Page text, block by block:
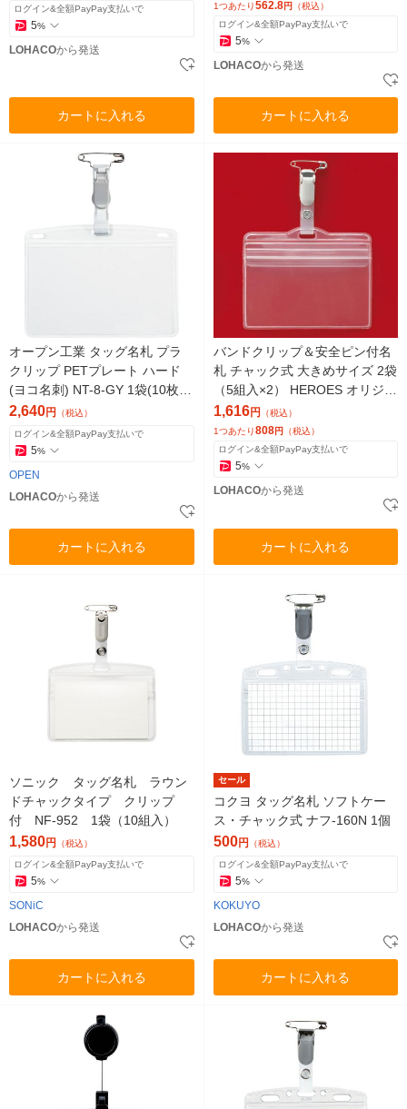
ログイン&全額PayPay支払いで
5%
LOHACOから発送
カートに入れる
1つあたり562.8円 （税込）
ログイン&全額PayPay支払いで
5%
LOHACOから発送
カートに入れる
オープン工業 タッグ名札 プラ
クリップ PETプレート ハード
(ヨコ名刺) NT-8-GY 1袋(10枚
入)
2,640円 （税込）
ログイン&全額PayPay支払いで
5%
OPEN
LOHACOから発送
カートに入れる
バンドクリップ＆安全ピン付名
札 チャック式 大きめサイズ 2袋
（5組入×2） HEROES オリジナ
ル
1,616円 （税込）
1つあたり808円 （税込）
ログイン&全額PayPay支払いで
5%
LOHACOから発送
カートに入れる
ソニック タッグ名札 ラウン
ドチャックタイプ クリップ
付 NF-952 1袋（10組入）
1,580円 （税込）
ログイン&全額PayPay支払いで
5%
SONiC
LOHACOから発送
カートに入れる
セール
コクヨ タッグ名札 ソフトケー
ス・チャック式 ナフ-160N 1個
500円 （税込）
ログイン&全額PayPay支払いで
5%
KOKUYO
LOHACOから発送
カートに入れる